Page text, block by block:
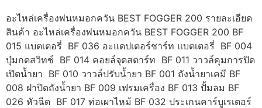
อะไหล่เครื่องพ่นหมอกควัน BEST FOGGER 200 รายละเอียด
สินค้า อะไหล่เครื่องพ่นหมอกควัน BEST FOGGER 200 BF
015 แบตเตอรี่ BF 036 อะแดปเตอร์ชาร์ท แบตเตอรี่ BF 004
ปุ่มกดสวิทช์ BF 014 คอยล์จุดสตาร์ท BF 011 วาวล์คุมการปิด
เปิดน้ำยา BF 010 วาวล์ปรับน้ำยา BF 001 ถังน้ำยาเคมี BF
008 ฝาปิดถังน้ำยา BF 009 เฟรมเครื่อง BF 013 ปั้มลม BF
026 หัวฉีด BF 017 ท่อเผาไหม้ BF 032 ประเกนคาร์บูเรเตอร์